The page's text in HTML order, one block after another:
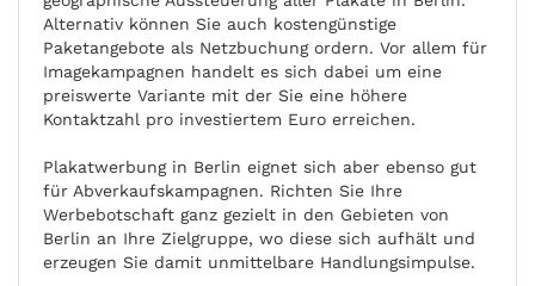
Alternativ können Sie auch kostengünstige
Paketangebote als Netzbuchung ordern. Vor allem für
Imagekampagnen handelt es sich dabei um eine
preiswerte Variante mit der Sie eine höhere
Kontaktzahl pro investiertem Euro erreichen.
Plakatwerbung in Berlin eignet sich aber ebenso gut
für Abverkaufskampagnen. Richten Sie Ihre
Werbebotschaft ganz gezielt in den Gebieten von
Berlin an Ihre Zielgruppe, wo diese sich aufhält und
erzeugen Sie damit unmittelbare Handlungsimpulse.